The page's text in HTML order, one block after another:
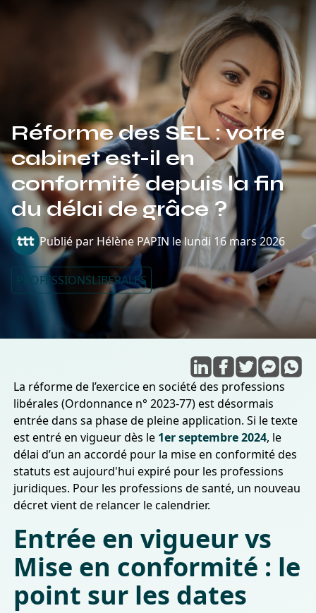
Réforme des SEL : votre
cabinet est-il en
conformité depuis la fin
du délai de grâce ?
Publié par Hélène PAPIN lelundi 16 mars 2026
PROFESSIONSLIBERALES
La réforme de l’exercice en société des professions
libérales (Ordonnance n° 2023-77) est désormais
entrée dans sa phase de pleine application. Si le texte
est entré en vigueur dès le 1er septembre 2024, le
délai d’un an accordé pour la mise en conformité des
statuts est aujourd'hui expiré pour les professions
juridiques. Pour les professions de santé, un nouveau
décret vient de relancer le calendrier.
Entrée en vigueur vs
Mise en conformité : le
point sur les dates